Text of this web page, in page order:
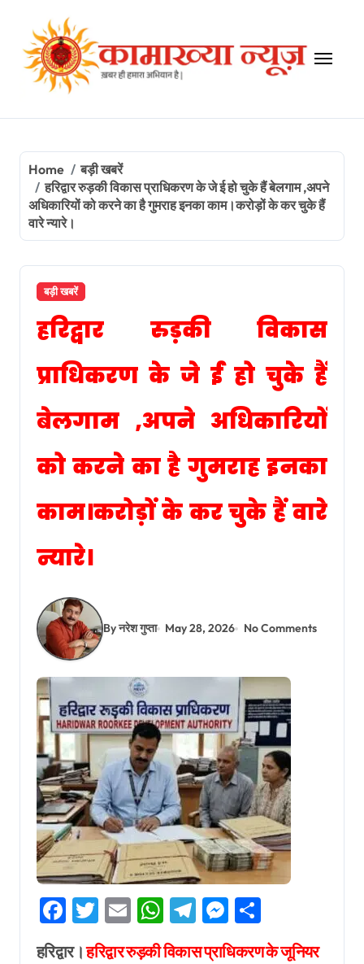
content
Home
बड़ी खबरें
हरिद्वार रुड़की विकास प्राधिकरण के जे ई हो चुके हैं बेलगाम ,अपने
अधिकारियों को करने का है गुमराह इनका काम।करोड़ों के कर चुके हैं
वारे न्यारे।
बड़ी खबरें
हरिद्वार रुड़की विकास
प्राधिकरण के जे ई हो चुके हैं
बेलगाम ,अपने अधिकारियों
को करने का है गुमराह इनका
काम।करोड़ों के कर चुके हैं वारे
न्यारे।
By नरेश गुप्ता May 28, 2026 No Comments
Facebook
Twitter
EmailWhatsApp
Telegram
Messenger
हरिद्वार।हरिद्वार रुड़की विकास प्राधिकरण के जूनियर